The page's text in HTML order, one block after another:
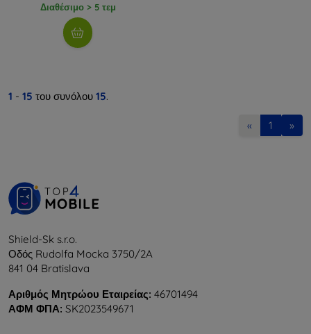
Διαθέσιμο > 5 τεμ
1 - 15 του συνόλου 15.
« 1 »
Shield-Sk s.r.o.
Οδός Rudolfa Mocka 3750/2A
841 04 Bratislava
Αριθμός Μητρώου Εταιρείας: 46701494
ΑΦΜ ΦΠΑ: SK2023549671